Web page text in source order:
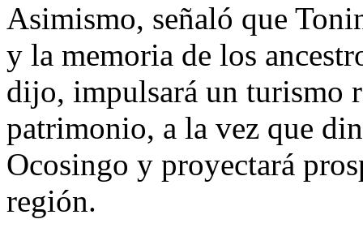
Asimismo, señaló que
y la memoria de los
dijo, impulsará un turismo
patrimonio, a la vez que
Ocosingo y proyectará
región.